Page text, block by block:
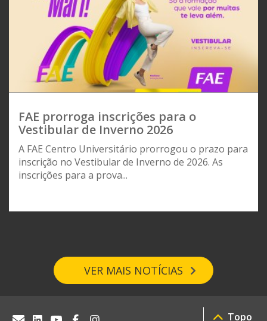
FAE prorroga inscrições para o
Vestibular de Inverno 2026
A FAE Centro Universitário prorrogou o prazo para
inscrição no Vestibular de Inverno de 2026. As
inscrições para a prova...
VER MAIS NOTÍCIAS
Topo